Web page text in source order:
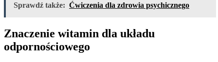
Sprawdź także: Ćwiczenia dla zdrowia psychicznego
Znaczenie witamin dla układu
odpornościowego